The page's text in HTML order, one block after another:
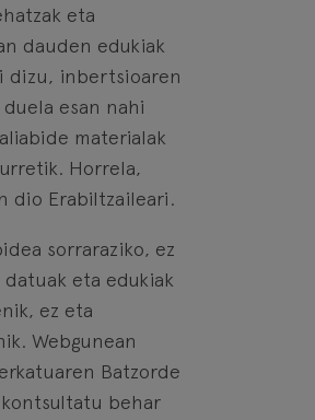
eta
dauden edukiak
dizu, inbertsioaren
esan nahi
materialak
Horrela,
dio Erabiltzaileari.
sorraraziko, ez
eta edukiak
ez eta
Webgunean
Batzorde
behar